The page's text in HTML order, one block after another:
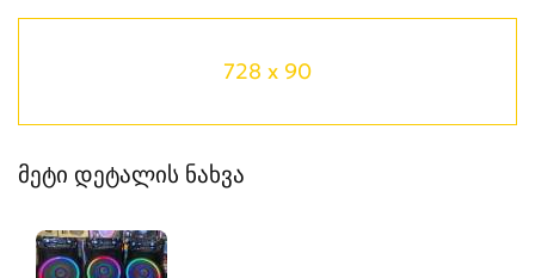
728 x 90
მეტი დეტალის ნახვა